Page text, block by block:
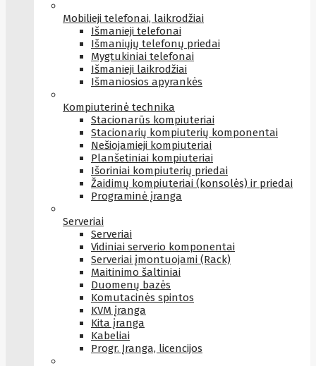
Mobilieji telefonai, laikrodžiai
Išmanieji telefonai
Išmaniųjų telefonų priedai
Mygtukiniai telefonai
Išmanieji laikrodžiai
Išmaniosios apyrankės
Kompiuterinė technika
Stacionarūs kompiuteriai
Stacionarių kompiuterių komponentai
Nešiojamieji kompiuteriai
Planšetiniai kompiuteriai
Išoriniai kompiuterių priedai
Žaidimų kompiuteriai (konsolės) ir priedai
Programinė įranga
Serveriai
Serveriai
Vidiniai serverio komponentai
Serveriai įmontuojami (Rack)
Maitinimo šaltiniai
Duomenų bazės
Komutacinės spintos
KVM įranga
Kita įranga
Kabeliai
Progr. Įranga, licencijos